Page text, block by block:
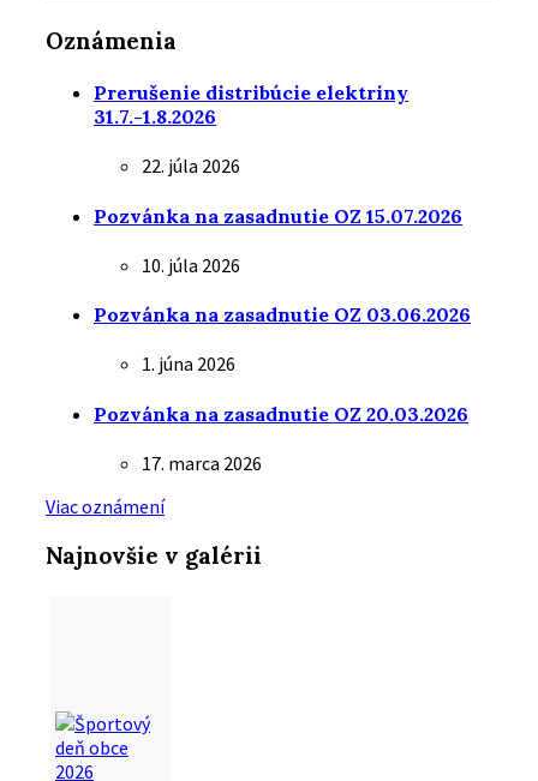
Oznámenia
Prerušenie distribúcie elektriny
31.7.-1.8.2026
22. júla 2026
Pozvánka na zasadnutie OZ 15.07.2026
10. júla 2026
Pozvánka na zasadnutie OZ 03.06.2026
1. júna 2026
Pozvánka na zasadnutie OZ 20.03.2026
17. marca 2026
Viac oznámení
Najnovšie v galérii